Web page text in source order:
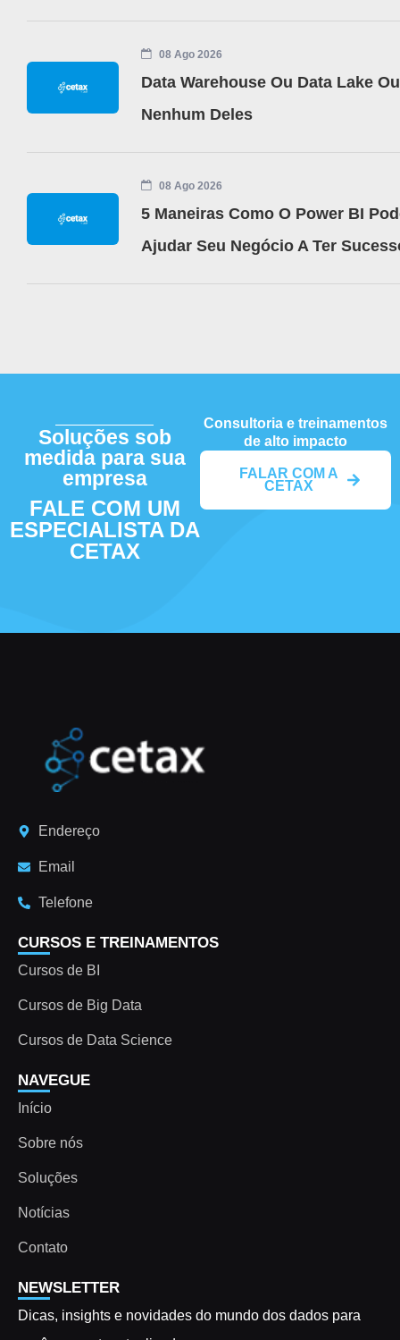
08 Ago 2026
Data Warehouse Ou Data Lake Ou
Nenhum Deles
08 Ago 2026
5 Maneiras Como O Power BI
Ajudar Seu Negócio A Ter
Soluções sob
medida para sua
empresa
FALE COM UM
ESPECIALISTA DA
CETAX
Consultoria e treinamentos
de alto impacto
FALAR COM A
CETAX
Endereço
Email
Telefone
CURSOS E TREINAMENTOS
Cursos de BI
Cursos de Big Data
Cursos de Data Science
NAVEGUE
Início
Sobre nós
Soluções
Notícias
Contato
NEWSLETTER
Dicas, insights e novidades do mundo dos dados para